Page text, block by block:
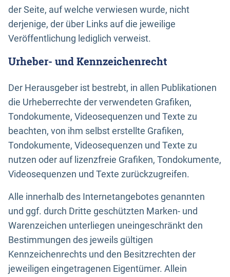
der Seite, auf welche verwiesen wurde, nicht
derjenige, der über Links auf die jeweilige
Veröffentlichung lediglich verweist.
Urheber- und Kennzeichenrecht
Der Herausgeber ist bestrebt, in allen Publikationen
die Urheberrechte der verwendeten Grafiken,
Tondokumente, Videosequenzen und Texte zu
beachten, von ihm selbst erstellte Grafiken,
Tondokumente, Videosequenzen und Texte zu
nutzen oder auf lizenzfreie Grafiken, Tondokumente,
Videosequenzen und Texte zurückzugreifen.
Alle innerhalb des Internetangebotes genannten
und ggf. durch Dritte geschützten Marken- und
Warenzeichen unterliegen uneingeschränkt den
Bestimmungen des jeweils gültigen
Kennzeichenrechts und den Besitzrechten der
jeweiligen eingetragenen Eigentümer. Allein